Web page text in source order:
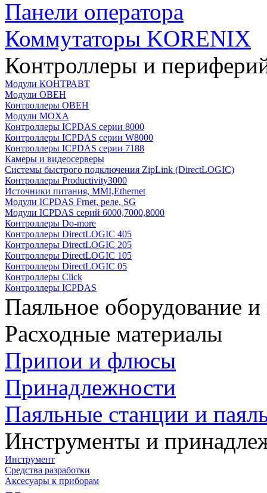
Панели оператора
Коммутаторы KORENIX
Контроллеры и
Модули КОНТРАВТ
Модули ОВЕН
Контроллеры ОВЕН
Модули MOXA
Контроллеры ICPDAS серии 8000
Контроллеры ICPDAS серии W8000
Контроллеры ICPDAS серии 7188
Камеры и видеосерверы
Системы быстрого подключения ZipLink (DirectLOGIC)
Контроллеры Productivity3000
Источники питания, MMI,Ethernet
Модули ICPDAS Frnet, реле, SG
Модули ICPDAS серий 6000,7000,8000
Контроллеры Do-more
Контроллеры DirectLOGIC 405
Контроллеры DirectLOGIC 205
Контроллеры DirectLOGIC 105
Контроллеры DirectLOGIC 05
Контроллеры Click
Контроллеры ICPDAS
Паяльное оборудование
Расходные материалы
Припои и флюсы
Принадлежности
Паяльные станции и
Инструменты и
Инструмент
Средства разработки
Аксесуары к приборам